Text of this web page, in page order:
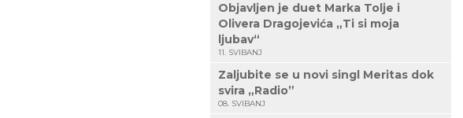
Objavljen je duet Marka Tolje i
Olivera Dragojevića „Ti si moja
ljubav“
11. SVIBANJ
Zaljubite se u novi singl Meritas dok
svira „Radio”
08. SVIBANJ